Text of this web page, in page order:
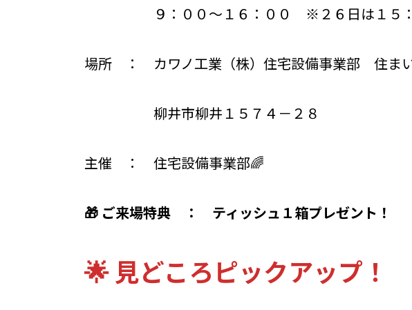
９：００～１６：００ ※２６日は１５：
場所 ： カワノ工業（株）住宅設備事業部 住ま
柳井市柳井１５７４－２８
主催 ： 住宅設備事業部🌈
🎁 ご来場特典 ： ティッシュ１箱プレゼント！
🌟 見どころピックアップ！